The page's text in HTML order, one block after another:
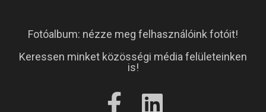
Fotóalbum: nézze meg felhasználóink fotóit!
Keressen minket közösségi média felületeinken
is!